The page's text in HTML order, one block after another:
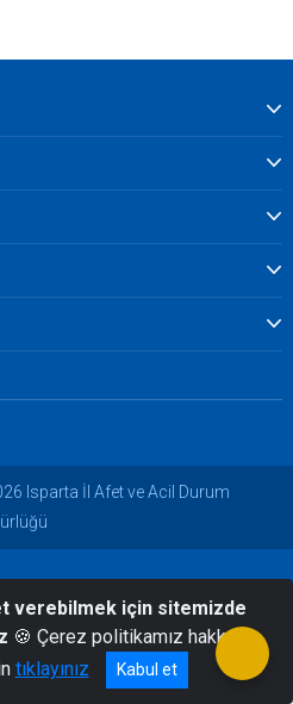
Isparta İl Afet ve Acil Durum
verebilmek için sitemizde
🍪 Çerez politikamız hakkında
tıklayınız Kabul et